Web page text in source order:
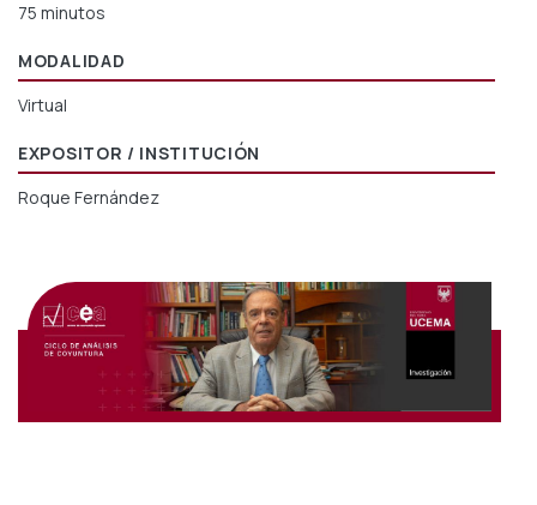
75 minutos
MODALIDAD
Virtual
EXPOSITOR / INSTITUCIÓN
Roque Fernández